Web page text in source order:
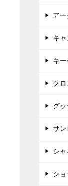
ア
キ
キー
ク
グッ
サン
シ
シ